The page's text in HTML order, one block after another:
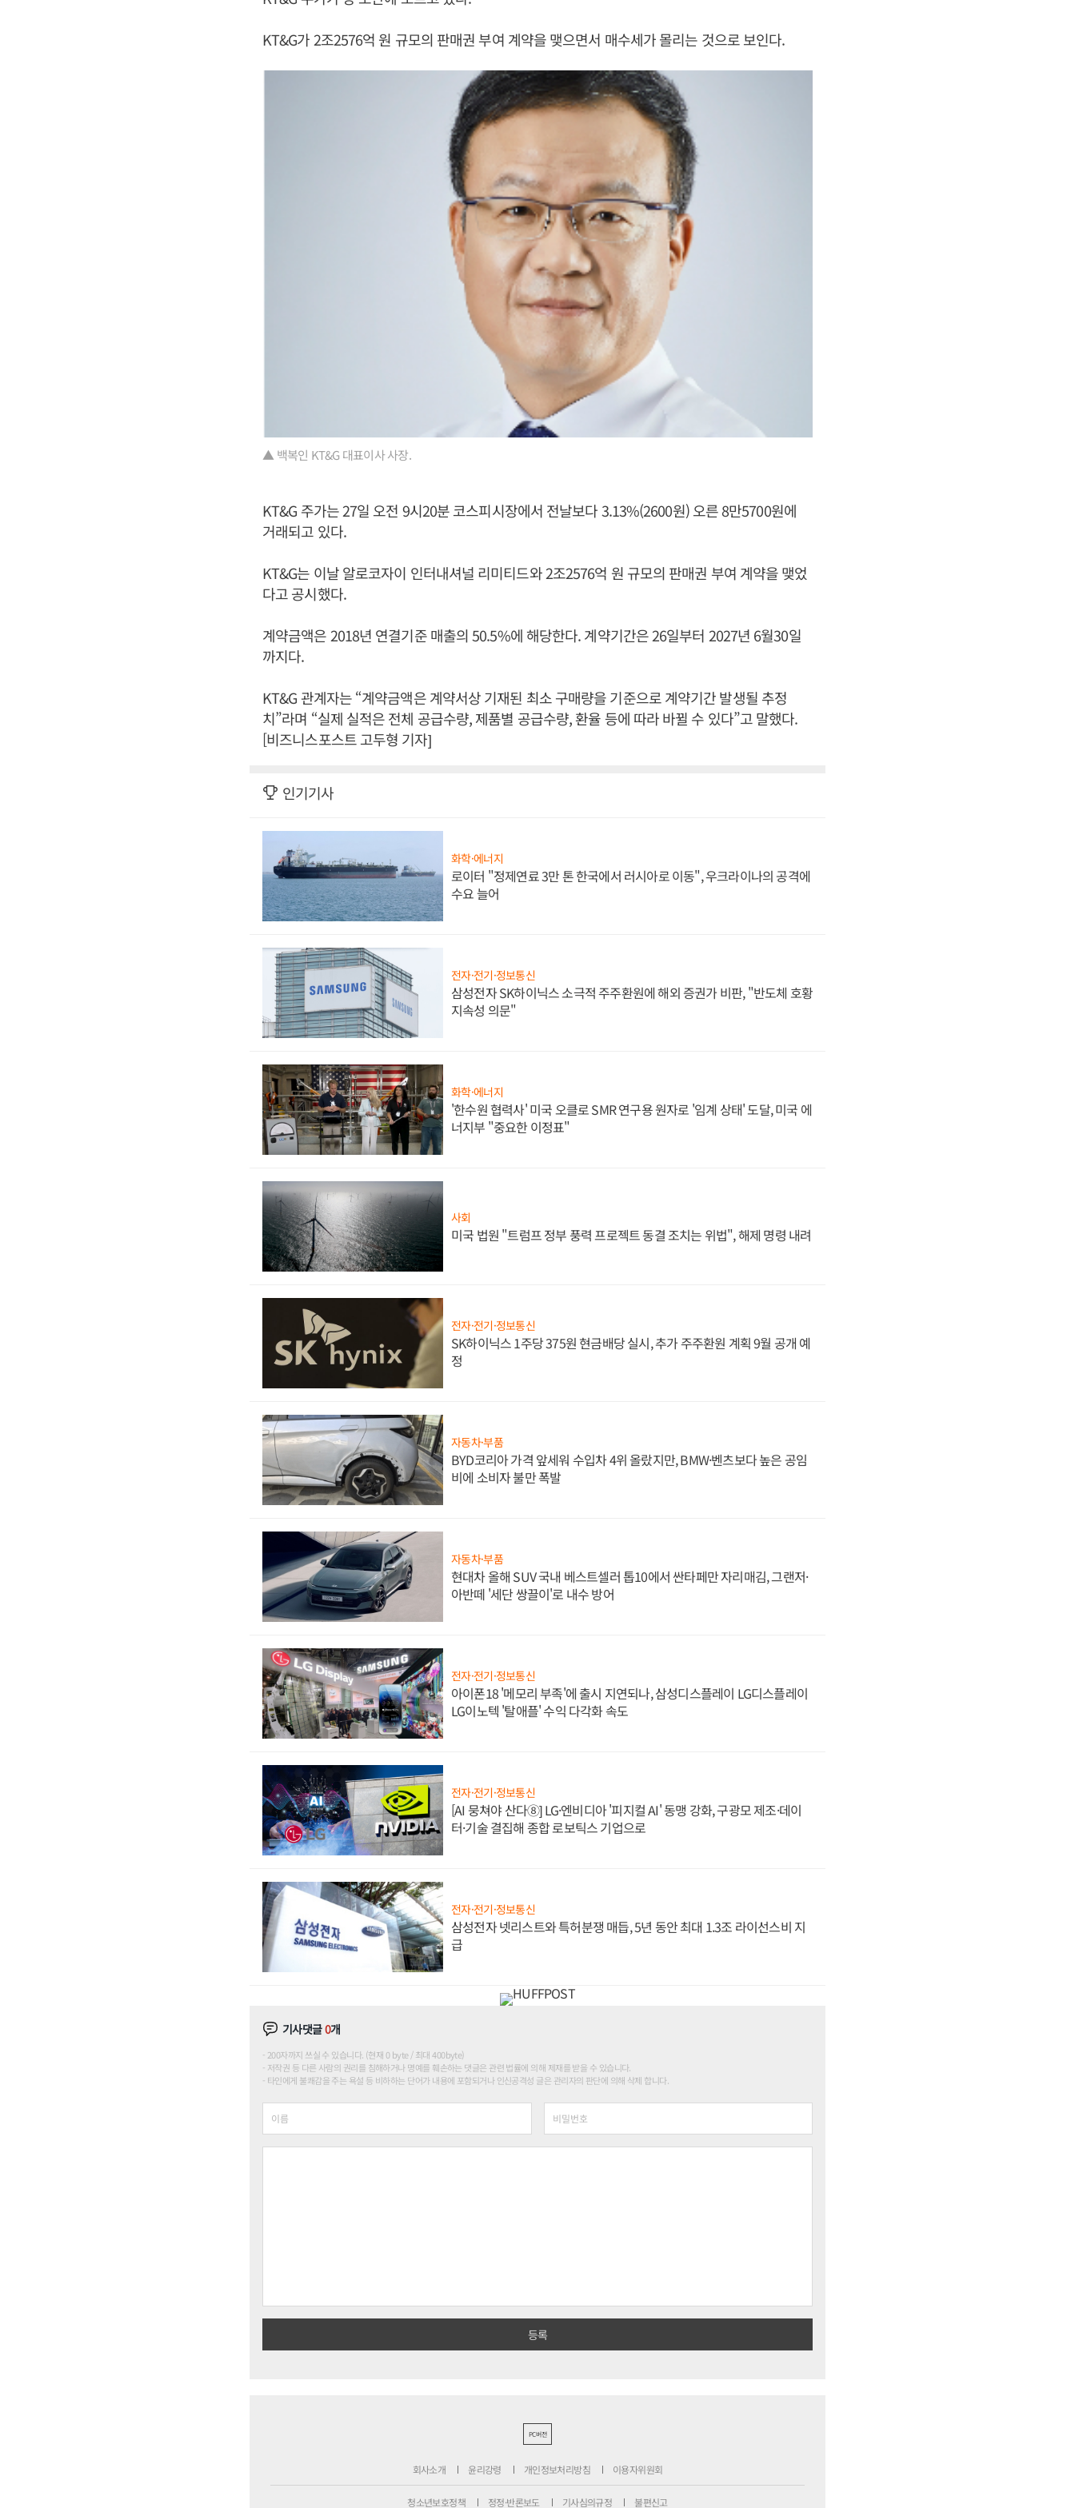
KT&G가 2조2576억 원 규모의 판매권 부여 계약을 맺으면서 매수세가 몰리는 것으로 보인다.
▲ 백복인 KT&G 대표이사 사장.
KT&G 주가는 27일 오전 9시20분 코스피시장에서 전날보다 3.13%(2600원) 오른 8만5700원에
거래되고 있다.
KT&G는 이날 알로코자이 인터내셔널 리미티드와 2조2576억 원 규모의 판매권 부여 계약을 맺었
다고 공시했다.
계약금액은 2018년 연결기준 매출의 50.5%에 해당한다. 계약기간은 26일부터 2027년 6월30일
까지다.
KT&G 관계자는 “계약금액은 계약서상 기재된 최소 구매량을 기준으로 계약기간 발생될 추정
치”라며 “실제 실적은 전체 공급수량, 제품별 공급수량, 환율 등에 따라 바뀔 수 있다”고 말했다.
[비즈니스포스트 고두형 기자]
인기기사
화학·에너지
로이터 "정제연료 3만 톤 한국에서 러시아로 이동", 우크라이나의 공격에
수요 늘어
전자·전기·정보통신
삼성전자 SK하이닉스 소극적 주주환원에 해외 증권가 비판, "반도체 호황
지속성 의문"
화학·에너지
'한수원 협력사' 미국 오클로 SMR 연구용 원자로 '임계 상태' 도달, 미국 에
너지부 "중요한 이정표"
사회
미국 법원 "트럼프 정부 풍력 프로젝트 동결 조치는 위법", 해제 명령 내려
전자·전기·정보통신
SK하이닉스 1주당 375원 현금배당 실시, 추가 주주환원 계획 9월 공개 예
정
자동차·부품
BYD코리아 가격 앞세워 수입차 4위 올랐지만, BMW·벤츠보다 높은 공임
비에 소비자 불만 폭발
자동차·부품
현대차 올해 SUV 국내 베스트셀러 톱10에서 싼타페만 자리매김, 그랜저·
아반떼 '세단 쌍끌이'로 내수 방어
전자·전기·정보통신
아이폰18 '메모리 부족'에 출시 지연되나, 삼성디스플레이 LG디스플레이
LG이노텍 '탈애플' 수익 다각화 속도
전자·전기·정보통신
[AI 뭉쳐야 산다⑧] LG·엔비디아 '피지컬 AI' 동맹 강화, 구광모 제조·데이
터·기술 결집해 종합 로보틱스 기업으로
전자·전기·정보통신
삼성전자 넷리스트와 특허분쟁 매듭, 5년 동안 최대 1.3조 라이선스비 지
급
기사댓글0개
200자까지 쓰실 수 있습니다. (현재 0 byte / 최대 400byte)
저작권 등 다른 사람의 권리를 침해하거나 명예를 훼손하는 댓글은 관련 법률에 의해 제재를 받을 수 있습니다.
타인에게 불쾌감을 주는 욕설 등 비하하는 단어가 내용에 포함되거나 인신공격성 글은 관리자의 판단에 의해 삭제 합니다.
PC버전
회사소개 윤리강령 개인정보처리방침 이용자위원회
청소년보호정책 정정·반론보도 기사심의규정 불편신고